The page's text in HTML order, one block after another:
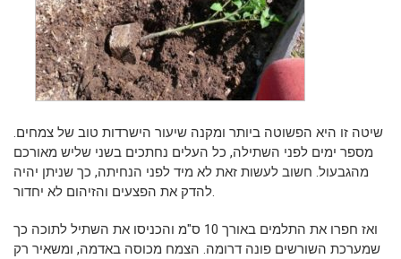
שיטה זו היא הפשוטה ביותר ומקנה שיעור הישרדות טוב של צמחים.
מספר ימים לפני השתילה, כל העלים נחתכים בשני שליש מאורכם
מהגבעול. חשוב לעשות זאת לא מיד לפני הנחיתה, כך שניתן יהיה
להדק את הפצעים והזיהום לא יחדור.
ואז חפרו את התלמים באורך 10 ס"מ והכניסו את השתיל לתוכה כך
שמערכת השורשים פונה דרומה. הצמח מכוסה באדמה, ומשאיר רק